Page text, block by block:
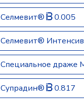
Селмевит® 0.005
Селмевит® Интенсив
Специальное драже
Супрадин® 0.817